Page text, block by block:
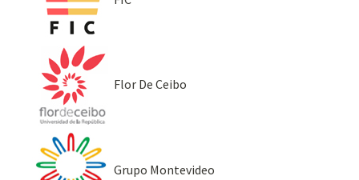
Flor De Ceibo
Grupo Montevideo